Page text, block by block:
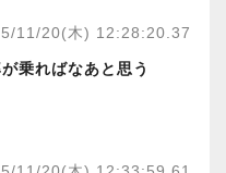
11/20(木) 12:28:20.37
乗ればなあと思う